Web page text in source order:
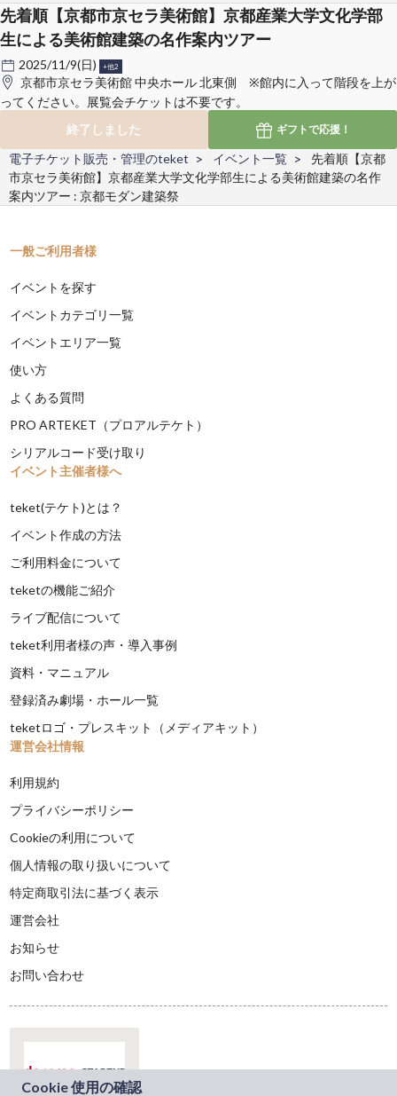
先着順【京都市京セラ美術館】京都産業大学文化学部
生による美術館建築の名作案内ツアー
2025/11/9(日) +他2
京都市京セラ美術館 中央ホール 北東側 ※館内に入って階段を上が
ってください。展覧会チケットは不要です。
終了しました
ギフトで応援！
電子チケット販売・管理のteket イベント一覧
先着順【京都
市京セラ美術館】京都産業大学文化学部生による美術館建築の名作
案内ツアー : 京都モダン建築祭
一般ご利用者様
イベントを探す
イベントカテゴリ一覧
イベントエリア一覧
使い方
よくある質問
PRO ARTEKET（プロアルテケト）
シリアルコード受け取り
イベント主催者様へ
teket(テケト)とは？
イベント作成の方法
ご利用料金について
teketの機能ご紹介
ライブ配信について
teket利用者様の声・導入事例
資料・マニュアル
登録済み劇場・ホール一覧
teketロゴ・プレスキット（メディアキット）
運営会社情報
利用規約
プライバシーポリシー
Cookieの利用について
個人情報の取り扱いについて
特定商取引法に基づく表示
運営会社
お知らせ
お問い合わせ